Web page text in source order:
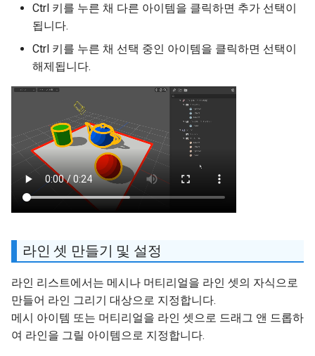
Ctrl 키를 누른 채 다른 아이템을 클릭하면 추가 선택이
됩니다.
Ctrl 키를 누른 채 선택 중인 아이템을 클릭하면 선택이
해제됩니다.
라인 셋 만들기 및 설정
라인 리스트에서는 메시나 머티리얼을 라인 셋의 자식으로
만들어 라인 그리기 대상으로 지정합니다.
메시 아이템 또는 머티리얼을 라인 셋으로 드래그 앤 드롭하
여 라인을 그릴 아이템으로 지정합니다.